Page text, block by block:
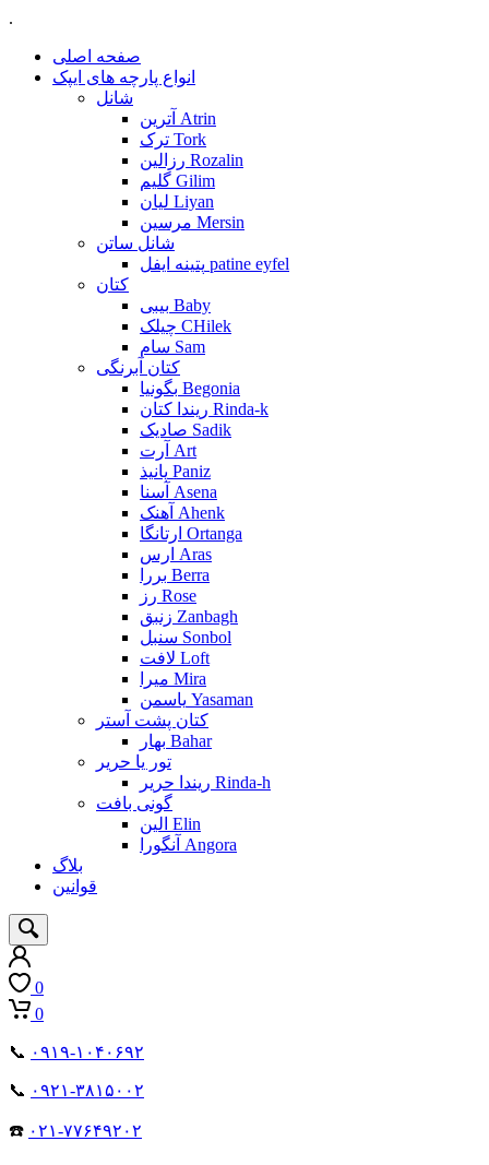
.
صفحه اصلی
انواع پارچه های ایپک
شانل
آترین Atrin
ترک Tork
رزالین Rozalin
گلیم Gilim
لیان Liyan
مرسین Mersin
شانل ساتن
پتینه ایفل patine eyfel
کتان
بیبی Baby
چیلک CHilek
سام Sam
کتان آبرنگی
بگونیا Begonia
ریندا کتان Rinda-k
صادیک Sadik
آرت Art
پانیذ Paniz
آسنا Asena
آهنک Ahenk
ارتانگا Ortanga
ارس Aras
بررا Berra
رز Rose
زنبق Zanbagh
سنبل Sonbol
لافت Loft
میرا Mira
یاسمن Yasaman
کتان پشت آستر
بهار Bahar
تور یا حریر
ریندا حریر Rinda-h
گونی بافت
الین Elin
آنگورا Angora
بلاگ
قوانین
0
0
📞 ۰۹۱۹-۱۰۴۰۶۹۲
📞 ۰۹۲۱-۳۸۱۵۰۰۲
☎️ ۰۲۱-۷۷۶۴۹۲۰۲